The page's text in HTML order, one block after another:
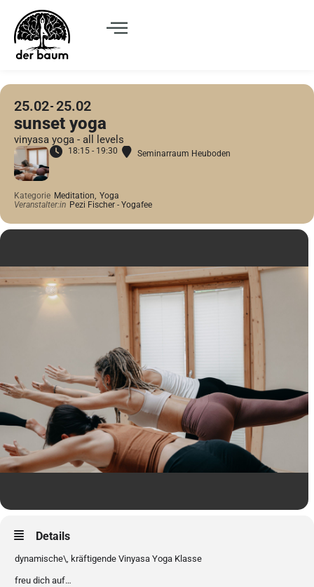
25.02 25.02
sunset yoga
vinyasa yoga - all levels
18:15 - 19:30 Seminarraum Heuboden
Kategorie Meditation, Yoga
Veranstalter:in Pezi Fischer - Yogafee
Details
dynamische\, kräftigende Vinyasa Yoga Klasse
freu dich auf…